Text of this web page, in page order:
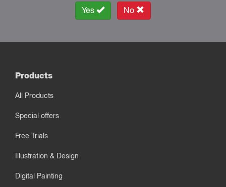
Yes No
Products
All Products
Special offers
Free Trials
Illustration & Design
Digital Painting